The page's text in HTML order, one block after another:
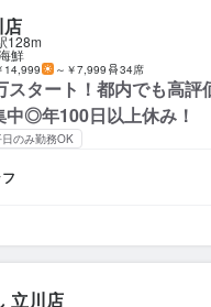
128m
鮮
14,999 ～￥7,999 34席
スタート！都内でも高評
◎年100日以上休み！
日のみ勤務OK
立川店